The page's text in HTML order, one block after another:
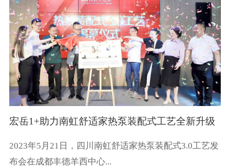
宏岳1+助力南虹舒适家热泵装配式工艺全新升级
2023年5月21日，四川南虹舒适家热泵装配式3.0工艺发
布会在成都丰德羊西中心...